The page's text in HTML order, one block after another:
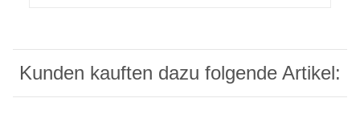
Kunden kauften dazu folgende Artikel: